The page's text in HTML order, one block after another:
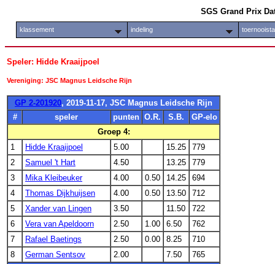
SGS Grand Prix
klassement indeling
Speler: Hidde Kraaijpoel
Vereniging: JSC Magnus Leidsche Rijn
GP 2-201920, 2019-11-17, JSC Magnus Leidsche Rijn
#
speler punten O.R. S.B.
GP-elo
Groep 4:
1
Hidde Kraaijpoel 5.00 15.25
779
2
Samuel 't Hart 4.50 13.25
779
3
Mika Kleibeuker 4.00 0.50 14.25
694
4
Thomas Dijkhuijsen 4.00 0.50 13.50
712
5
Xander van Lingen 3.50 11.50
722
6
Vera van Apeldoorn 2.50 1.00 6.50
762
7
Rafael Baetings 2.50 0.00 8.25
710
8
German Sentsov 2.00 7.50
765